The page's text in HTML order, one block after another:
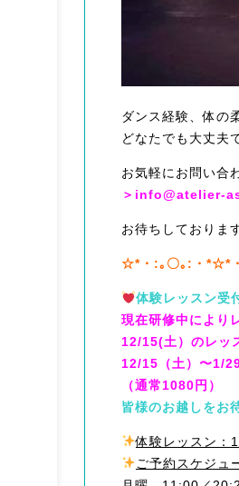
ダンス経験、体の
どなたでも大丈夫
お気軽にお問い合
＞info@atelier-
お待ちしておりま
☆*・:｡〇｡:・*☆*
体験レッスン受
現在研修中により
12/15(土）のレッ
12/15（土）〜1/
（通常1080円）
皆様のお越しをお
体験レッスン：
ご予約スケジュ